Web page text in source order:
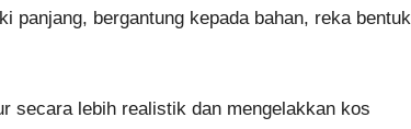
panjang, bergantung kepada bahan, reka bentuk
secara lebih realistik dan mengelakkan kos